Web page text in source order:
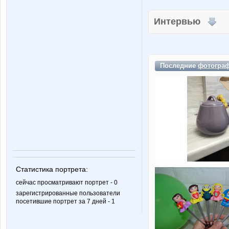
Статистика портрета:
сейчас просматривают портрет - 0
зарегистрированные пользователи
посетившие портрет за 7 дней - 1
Интервью
Последние